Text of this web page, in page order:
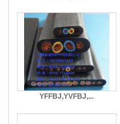
YFFBJ,YVFBJ,...